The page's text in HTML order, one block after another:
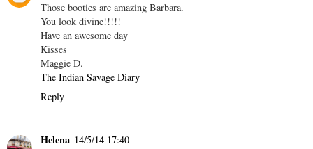
Those booties are amazing Barbara.
You look divine!!!!!
Have an awesome day
Kisses
Maggie D.
The Indian Savage Diary
Reply
Helena 14/5/14 17:40